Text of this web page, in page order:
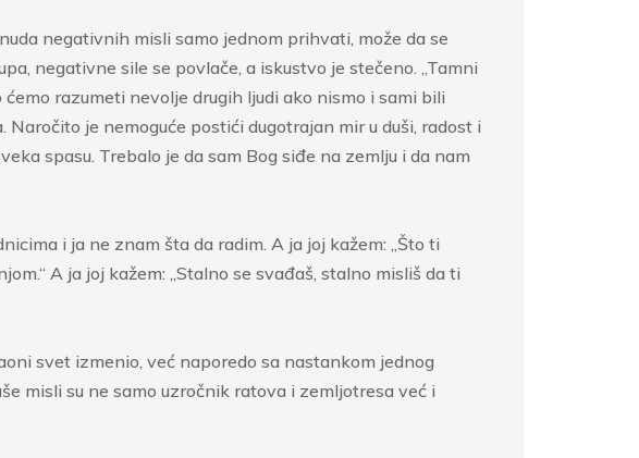
negativnih misli samo jednom prihvati, može da se
negativne sile se povlače, a iskustvo je stečeno. „Tamni
razumeti nevolje drugih ljudi ako nismo i sami bili
je nemoguće postići dugotrajan mir u duši, radost i
spasu. Trebalo je da sam Bog siđe na zemlju i da nam
i ja ne znam šta da radim. A ja joj kažem: „Što ti
A ja joj kažem: „Stalno se svađaš, stalno misliš da ti
svet izmenio, već naporedo sa nastankom jednog
misli su ne samo uzročnik ratova i zemljotresa već i